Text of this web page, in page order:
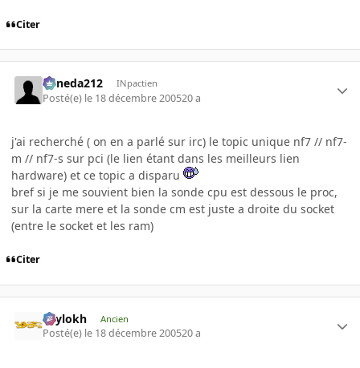
Citer
keneda212 INpactien
Posté(e) le 18 décembre 200520 a
j'ai recherché ( on en a parlé sur irc) le topic unique nf7 // nf7-
m // nf7-s sur pci (le lien étant dans les meilleurs lien
hardware) et ce topic a disparu
bref si je me souvient bien la sonde cpu est dessous le proc,
sur la carte mere et la sonde cm est juste a droite du socket
(entre le socket et les ram)
Citer
Psylokh Ancien
Posté(e) le 18 décembre 200520 a